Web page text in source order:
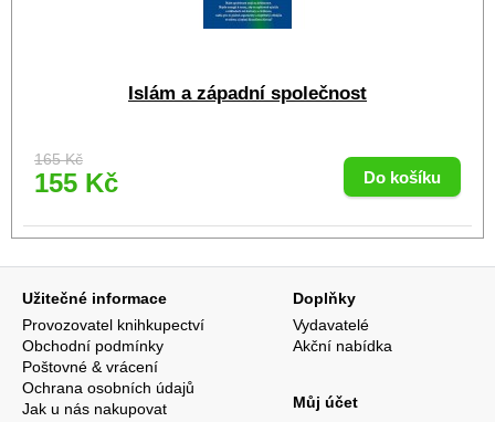
Islám a západní společnost
165 Kč
155 Kč
Užitečné informace
Provozovatel knihkupectví
Obchodní podmínky
Poštovné & vrácení
Ochrana osobních údajů
Jak u nás nakupovat
Doplňky
Vydavatelé
Akční nabídka
Můj účet